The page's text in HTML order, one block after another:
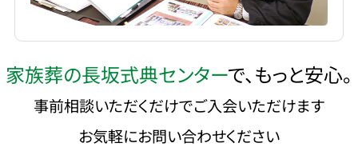
家族葬の長坂式典センターで、もっと安心。
事前相談いただくだけでご入会いただけます
お気軽にお問い合わせください